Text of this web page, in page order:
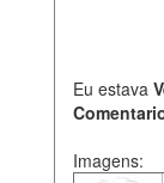
Eu estava
Imagens: